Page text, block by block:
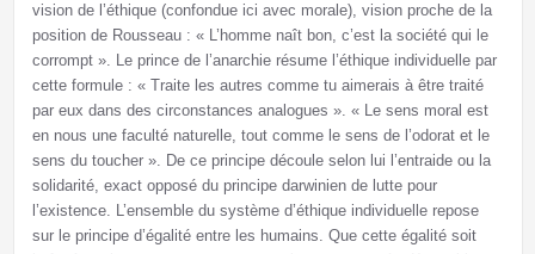
vision de l’éthique (confondue ici avec morale), vision proche de la
position de Rousseau : « L’homme naît bon, c’est la société qui le
corrompt ». Le prince de l’anarchie résume l’éthique individuelle par
cette formule : « Traite les autres comme tu aimerais à être traité
par eux dans des circonstances analogues ». « Le sens moral est
en nous une faculté naturelle, tout comme le sens de l’odorat et le
sens du toucher ». De ce principe découle selon lui l’entraide ou la
solidarité, exact opposé du principe darwinien de lutte pour
l’existence. L’ensemble du système d’éthique individuelle repose
sur le principe d’égalité entre les humains. Que cette égalité soit